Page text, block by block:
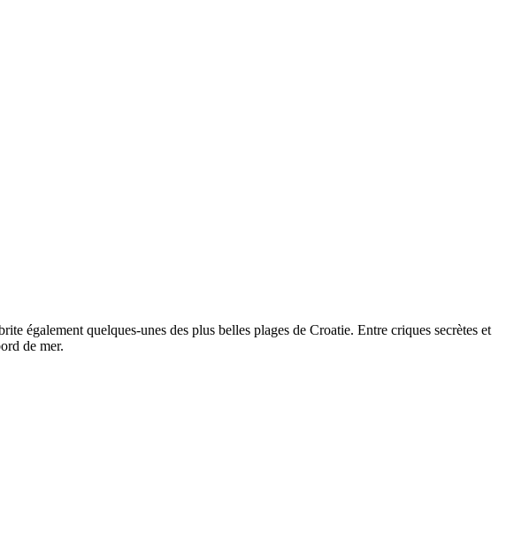
également quelques-unes des plus belles plages de Croatie. Entre criques secrètes et
de mer.